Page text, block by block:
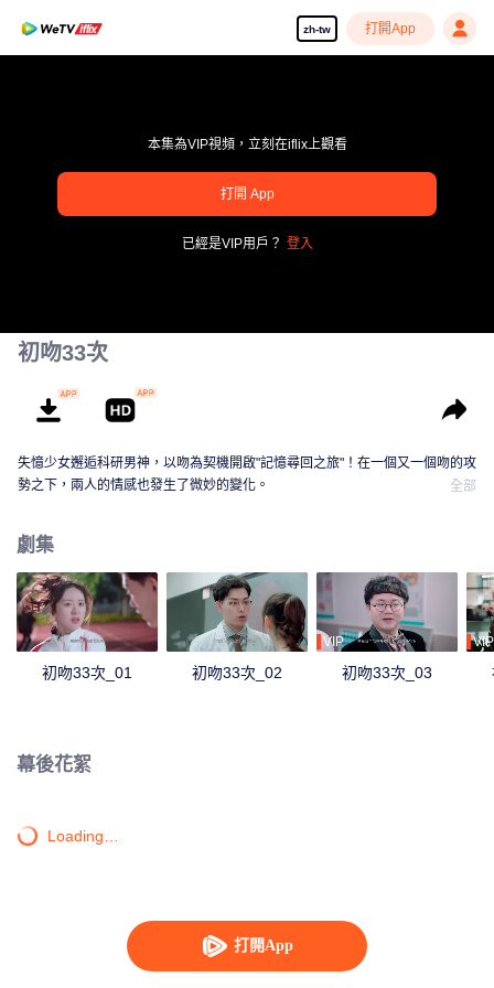
zh-tw 打開App
打開App
pay limit
本集為VIP視頻，立刻在iflix上觀看
打開 App
已經是VIP用戶？ 登入
初吻33次
失憶少女邂逅科研男神，以吻為契機開啟"記憶尋回之旅"！在一個又一個吻的攻
勢之下，兩人的情感也發生了微妙的變化。
全部
劇集
初吻33次_01 初吻33次_02
VIP
初吻33次_03
VIP
幕後花絮
Loading…